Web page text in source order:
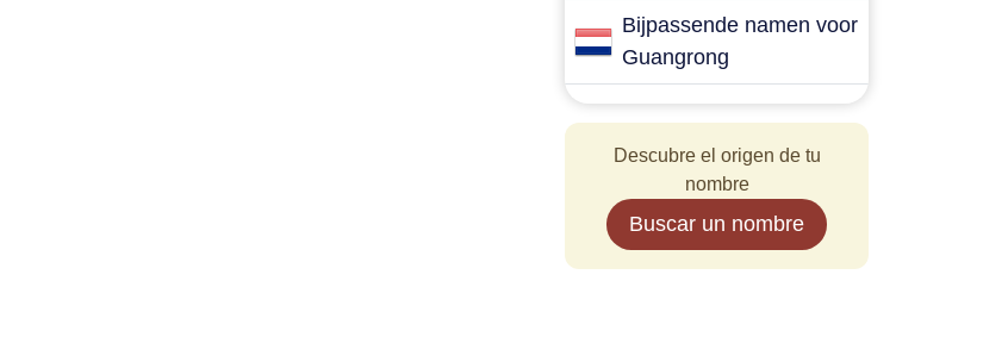
Bijpassende namen voor
Guangrong
Descubre el origen de tu
nombre
Buscar un nombre